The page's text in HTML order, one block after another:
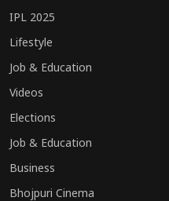
IPL 2025
Lifestyle
Job & Education
Videos
Elections
Job & Education
Business
Bhojpuri Cinema